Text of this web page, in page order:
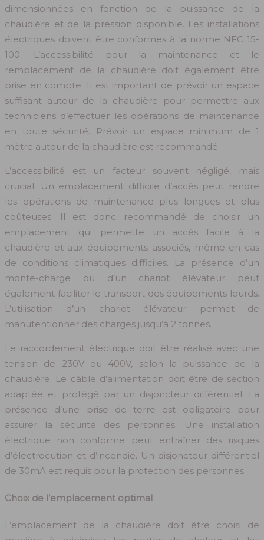
dimensionnées en fonction de la puissance de la
chaudière et de la pression disponible. Les installations
électriques doivent être conformes à la norme NFC 15-
100. L’accessibilité pour la maintenance et le
remplacement de la chaudière doit également être
prise en compte. Il est important de prévoir un espace
suffisant autour de la chaudière pour permettre aux
techniciens d’effectuer les opérations de maintenance
en toute sécurité. Prévoir un espace minimum de 1
mètre autour de la chaudière est recommandé.
L’accessibilité est un facteur souvent négligé, mais
crucial. Un emplacement difficile d’accès peut rendre
les opérations de maintenance plus longues et plus
coûteuses. Il est donc recommandé de choisir un
emplacement qui permette un accès facile à la
chaudière et aux équipements associés, même en cas
de conditions climatiques difficiles. La présence d’un
monte-charge ou d’un chariot élévateur peut
également faciliter le transport des équipements lourds.
L’utilisation d’un chariot élévateur permet de
manutentionner des charges jusqu’à 2 tonnes.
Le raccordement électrique doit être réalisé avec une
tension de 230V ou 400V, selon la puissance de la
chaudière. Le câble d’alimentation doit être de section
adaptée et protégé par un disjoncteur différentiel. La
présence d’une prise de terre est obligatoire pour
assurer la sécurité des personnes. Une installation
électrique non conforme peut entraîner des risques
d’électrocution et d’incendie. Un disjoncteur différentiel
de 30mA est requis pour la protection des personnes.
Choix de l’emplacement optimal
L’emplacement de la chaudière doit être choisi de